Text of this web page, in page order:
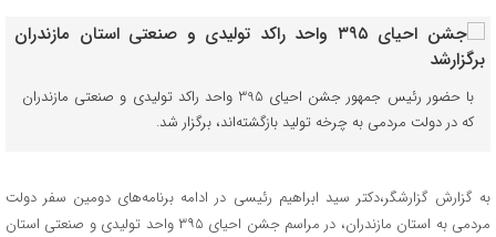
با حضور رئیس جمهور جشن احیای 395 واحد راکد تولیدی و صنعتی مازندران
که در دولت مردمی به چرخه تولید بازگشته‌اند، برگزار شد. ‎
به گزارش گزارشگر،دکتر سید ابراهیم رئیسی در ادامه برنامه‌های دومین سفر دولت
مردمی به استان مازندران، در مراسم جشن احیای ۳۹۵ واحد تولیدی و صنعتی استان